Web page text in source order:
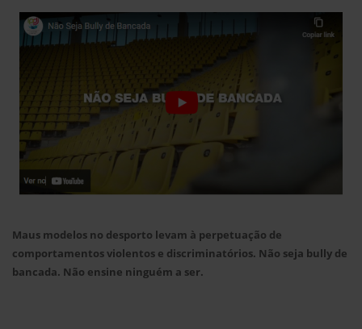
Maus modelos no desporto levam à perpetuação de
comportamentos violentos e discriminatórios. Não seja bully de
bancada. Não ensine ninguém a ser.